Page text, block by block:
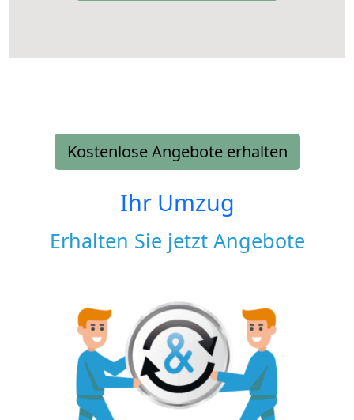
Kostenlose Angebote erhalten
Ihr Umzug
Erhalten Sie jetzt Angebote